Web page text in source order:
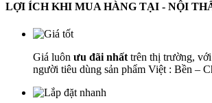
LỢI ÍCH KHI MUA HÀNG TẠI - NỘI
Giá luôn ưu đãi nhất trên thị trường,
người tiêu dùng sản phẩm Việt : Bền –